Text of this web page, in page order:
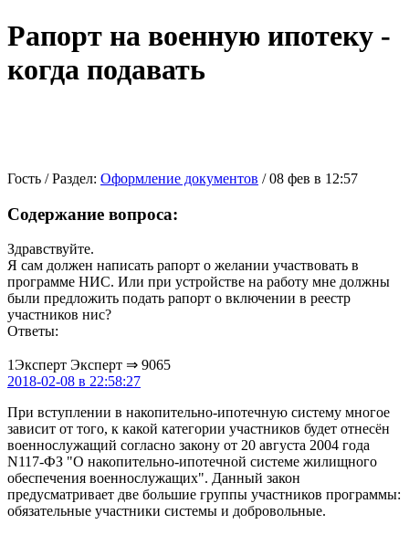
Рапорт на военную ипотеку -
когда подавать
Гость / Раздел: Оформление документов / 08 фев в 12:57
Содержание вопроса:
Здравствуйте.
Я сам должен написать рапорт о желании участвовать в
программе НИС. Или при устройстве на работу мне должны
были предложить подать рапорт о включении в реестр
участников нис?
Ответы:
1Эксперт Эксперт ⇒ 9065
2018-02-08 в 22:58:27
При вступлении в накопительно-ипотечную систему многое
зависит от того, к какой категории участников будет отнесён
военнослужащий согласно закону от 20 августа 2004 года
N117-ФЗ "О накопительно-ипотечной системе жилищного
обеспечения военнослужащих". Данный закон
предусматривает две большие группы участников программы:
обязательные участники системы и добровольные.